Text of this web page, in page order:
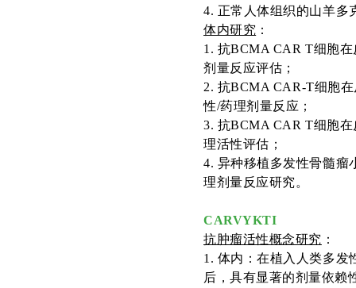
4. 正常人体组织的山羊多
体内研究 ：
1 . 抗BCMA CAR T细胞在
剂量反应评估；
2. 抗BCMA CAR-T细胞
性/药理剂量反应；
3. 抗BCMA CAR T细胞在
理活性评估；
4. 异种移植多发性骨髓瘤
理剂量反应研究。
CARVYKTI
抗肿瘤活性概念研究 ：
1. 体内：在植入人类多发
后，具有显著的剂量依赖